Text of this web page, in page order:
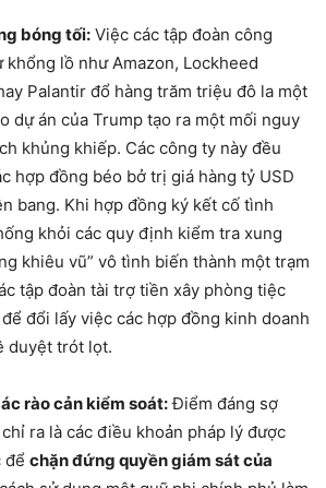
bóng tối: Việc các tập đoàn công
khổng lồ như Amazon, Lockheed
Palantir đổ hàng trăm triệu đô la một
dự án của Trump tạo ra một mối nguy
khủng khiếp. Các công ty này đều
hợp đồng béo bở trị giá hàng tỷ USD
bang. Khi hợp đồng ký kết cố tình
khỏi các quy định kiểm tra xung
khiêu vũ” vô tình biến thành một trạm
tập đoàn tài trợ tiền xây phòng tiệc
đổi lấy việc các hợp đồng kinh doanh
duyệt trót lọt.
rào cản kiểm soát:Điểm đáng sợ
ra là các điều khoản pháp lý được
để chặn đứng quyền giám sát của